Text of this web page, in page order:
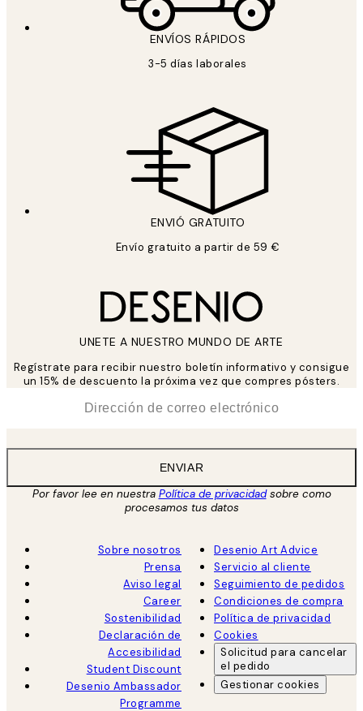
ENVÍOS RÁPIDOS
3-5 días laborales
ENVIÓ GRATUITO
Envío gratuito a partir de 59 €
UNETE A NUESTRO MUNDO DE ARTE
Regístrate para recibir nuestro boletín informativo y consigue
un 15% de descuento la próxima vez que compres pósters.
ENVIAR
Por favor lee en nuestra Política de privacidadsobre como
procesamos tus datos
Sobre nosotros
Prensa
Aviso legal
Career
Sostenibilidad
Declaración de
Accesibilidad
Student Discount
Desenio Ambassador
Programme
Desenio Art Advice
Servicio al cliente
Seguimiento de pedidos
Condiciones de compra
Política de privacidad
Cookies
Solicitud para cancelar
el pedido
Gestionar cookies